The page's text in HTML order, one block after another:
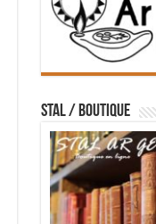
STAL / BOUTIQUE